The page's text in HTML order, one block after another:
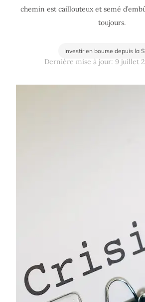
chemin est caillouteux et semé
toujours.
Investir en bourse depuis la
Dernière mise à jour: 9 juillet